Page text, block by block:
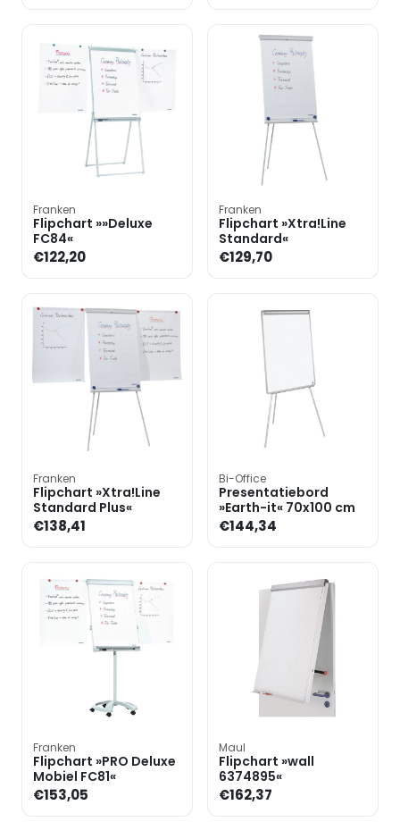
Franken
Flipchart »»Deluxe
FC84«
€122,20
Franken
Flipchart »Xtra!Line
Standard«
€129,70
Franken
Flipchart »Xtra!Line
Standard Plus«
€138,41
Bi-Office
Presentatiebord
»Earth-it« 70x100 cm
€144,34
Franken
Flipchart »PRO Deluxe
Mobiel FC81«
€153,05
Maul
Flipchart »wall
6374895«
€162,37